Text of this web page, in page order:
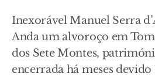
Inexorável Manuel Serra
Anda um alvoroço em
dos Sete Montes,
encerrada há meses devido